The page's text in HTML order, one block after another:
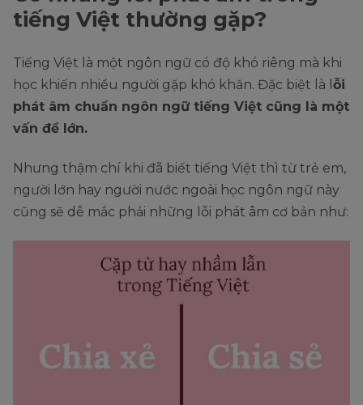
tiếng Việt thường gặp?
Tiếng Việt là một ngôn ngữ có độ khó riêng mà khi
học khiến nhiều người gặp khó khăn. Đặc biệt là l ỗi
phát âm chuẩn ngôn ngữ tiếng Việt cũng là một
vấn đề lớn.
Nhưng thậm chí khi đã biết tiếng Việt thì từ trẻ em,
người lớn hay người nước ngoài học ngôn ngữ này
cũng sẽ dễ mắc phải những lỗi phát âm cơ bản như: